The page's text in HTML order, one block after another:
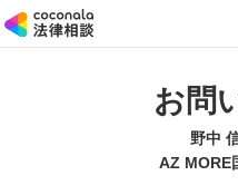
お問
野中
AZ MORE